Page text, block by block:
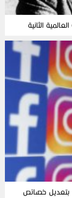
الثانية
بتعديل خصائص